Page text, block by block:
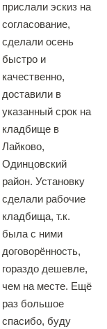
прислали эскиз на
согласование,
сделали осень
быстро и
качественно,
доставили в
указанный срок на
кладбище в
Лайково,
Одинцовский
район. Установку
сделали рабочие
кладбища, т.к.
была с ними
договорённость,
гораздо дешевле,
чем на месте. Ещё
раз большое
спасибо, буду